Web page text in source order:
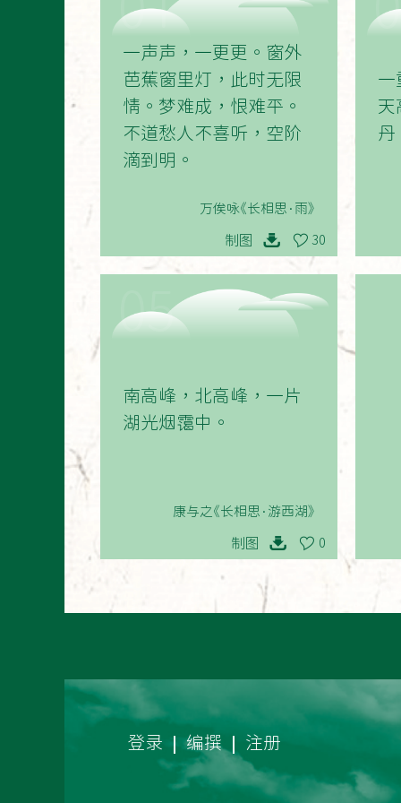
一声声，一更更。窗外
芭蕉窗里灯，此时无限
情。梦难成，恨难平。
不道愁人不喜听，空阶
滴到明。
万俟咏《长相思·雨》
制图 30
一
天
丹
05
南高峰，北高峰，一片
湖光烟霭中。
康与之《长相思·游西湖》
制图 0
登录 编撰 注册